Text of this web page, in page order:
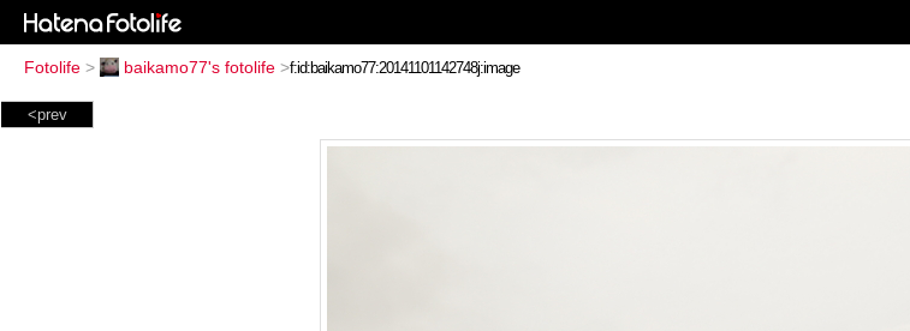
Fotolife > baikamo77's fotolife >
<prev